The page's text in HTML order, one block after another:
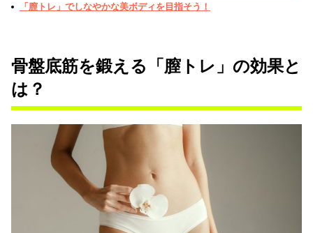
「膣トレ」でしなやかな美ボディを目指そう！
骨盤底筋を鍛える「膣トレ」の効果と
は？